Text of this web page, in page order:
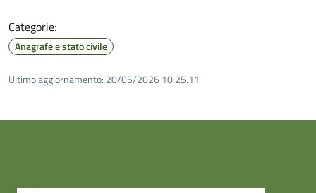
Categorie:
Anagrafe e stato civile
Ultimo aggiornamento: 20/05/2026 10:25.11